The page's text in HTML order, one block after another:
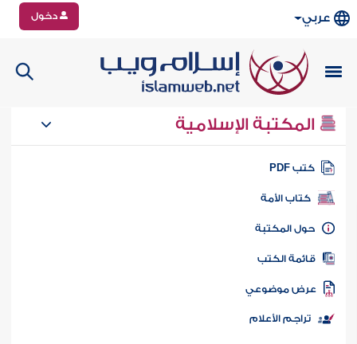
عربي دخول
المكتبة الإسلامية
كتب PDF
كتاب الأمة
المكتبة
الكتب
موضوعي